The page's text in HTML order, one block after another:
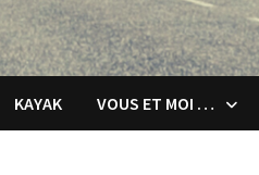
KAYAK VOUS ET MOI …